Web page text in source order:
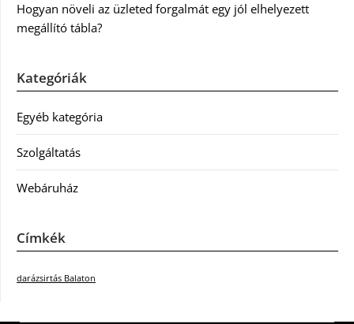
Hogyan növeli az üzleted forgalmát egy jól elhelyezett
megállító tábla?
Kategóriák
Egyéb kategória
Szolgáltatás
Webáruház
Címkék
darázsirtás Balaton